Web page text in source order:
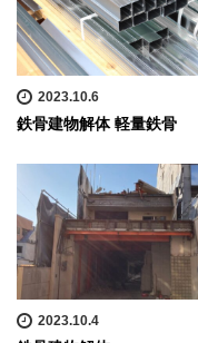
2023.10.6
鉄骨建物解体 軽量鉄骨
2023.10.4